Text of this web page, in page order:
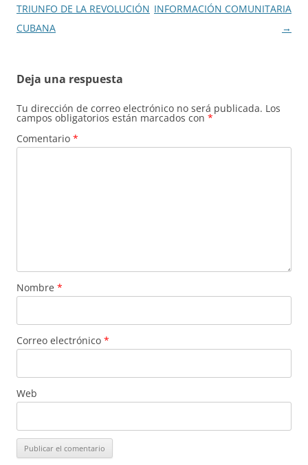
de
entradas
TRIUNFO DE LA REVOLUCIÓN
CUBANA
INFORMACIÓN COMUNITARIA
→
Deja una respuesta
Tu dirección de correo electrónico no será publicada. Los
campos obligatorios están marcados con *
Comentario *
Nombre *
Correo electrónico *
Web